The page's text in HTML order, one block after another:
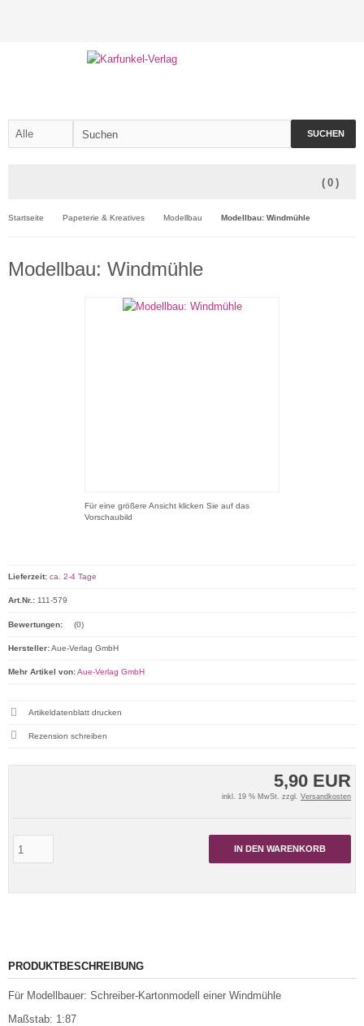
SUCHEN
( 0 )
Startseite Papeterie & Kreatives Modellbau Modellbau: Windmühle
Modellbau: Windmühle
Für eine größere Ansicht klicken Sie auf das
Vorschaubild
5,90 EUR
inkl. 19 % MwSt. zzgl. Versandkosten
IN DEN WARENKORB
Lieferzeit: ca. 2-4 Tage
Art.Nr.: 111-579
Bewertungen: (0)
Hersteller:Aue-Verlag GmbH
Mehr Artikel von:Aue-Verlag GmbH
Artikeldatenblatt drucken
Rezension schreiben
PRODUKTBESCHREIBUNG
Für Modellbauer: Schreiber-Kartonmodell einer Windmühle
Maßstab: 1:87